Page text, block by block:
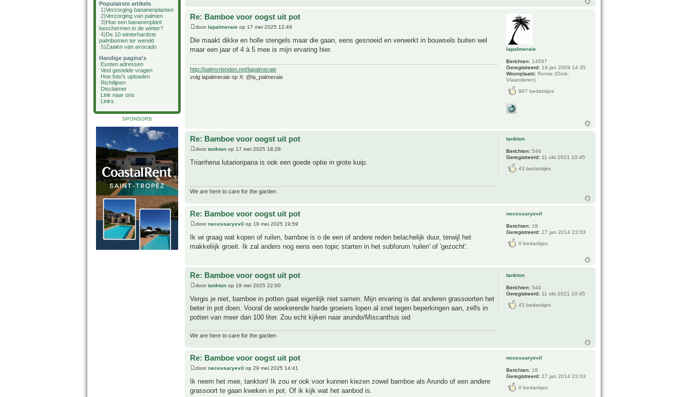
Populairste artikels
1)Verzorging bananenplanten
2)Verzorging van palmen
3)Hoe een bananenplant
beschermen in de winter?
4)De 10 winterhardste
palmbomen ter wereld
5)Zaaien van avocado
Handige pagina's
Exoten adressen
Veel gestelde vragen
Hoe foto's uploaden
Richtlijnen
Disclaimer
Link naar ons
Links
SPONSORS
Re: Bamboe voor oogst uit pot
doorlapalmeraie op 17 mei 2025 12:49
Die maakt dikke en holle stengels maar die gaan, eens gesnoeid en verwerkt in bouwsels buiten wel
maar een jaar of 4 à 5 mee is mijn ervaring hier.
http://palmvrienden.net/lapalmeraie
volg lapalmeraie op X: @la_palmeraie
lapalmeraie
Berichten: 14597
Geregistreerd: 19 jan 2009 14:35
Woonplaats: Ronse (Oost-
Vlaanderen)
867 bedankjes
Re: Bamboe voor oogst uit pot
doortankton op 17 mei 2025 18:28
Triarrhena lutarioriparia is ook een goede optie in grote kuip.
We are here to care for the garden
tankton
Berichten: 544
Geregistreerd: 11 okt 2021 10:45
43 bedankjes
Re: Bamboe voor oogst uit pot
doornecessaryevil op 19 mei 2025 19:59
Ik wi graag wat kopen of ruilen, bamboe is o de een of andere reden belachelijk duur, terwijl het
makkeliijk groeit. Ik zal anders nog eens een topic starten in het subforum 'ruilen' of 'gezocht'.
necessaryevil
Berichten: 18
Geregistreerd: 27 jan 2014 23:03
0 bedankjes
Re: Bamboe voor oogst uit pot
doortankton op 19 mei 2025 22:00
Vergis je niet, bamboe in potten gaat eigenlijk niet samen. Mijn ervaring is dat anderen grassoorten het
beter in pot doen. Vooral de woekerende harde groeiers lopen al snel tegen beperkingen aan, zelfs in
potten van meer dan 100 liter. Zou echt kijken naar arundo/Miscanthus oid
We are here to care for the garden
tankton
Berichten: 544
Geregistreerd: 11 okt 2021 10:45
43 bedankjes
Re: Bamboe voor oogst uit pot
doornecessaryevil op 29 mei 2025 14:41
Ik neem het mee, tankton! Ik zou er ook voor kunnen kiezen zowel bamboe als Arundo of een andere
grassoort te gaan kweken in pot. Of ik kijk wat het aanbod is.
necessaryevil
Berichten: 18
Geregistreerd: 27 jan 2014 23:03
0 bedankjes